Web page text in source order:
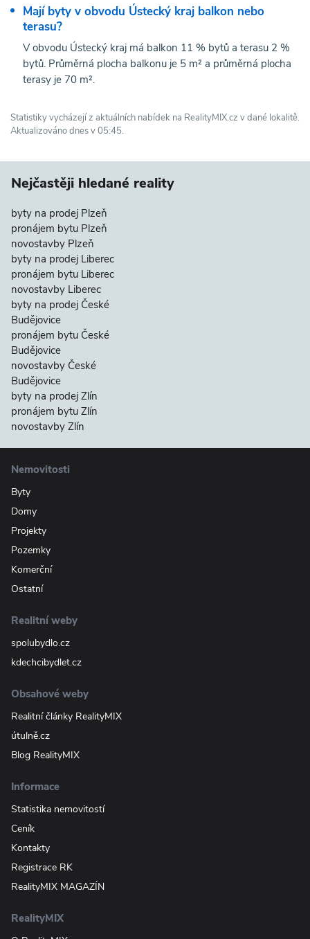
Mají byty v obvodu Ústecký kraj balkon nebo
terasu?
V obvodu Ústecký kraj má balkon 11 % bytů a terasu 2 %
bytů. Průměrná plocha balkonu je 5 m² a průměrná plocha
terasy je 70 m².
Statistiky vycházejí z aktuálních nabídek na RealityMIX.cz v dané lokalitě.
Aktualizováno dnes v 05:45.
Nejčastěji hledané reality
byty na prodej Plzeň
pronájem bytu Plzeň
novostavby Plzeň
byty na prodej Liberec
pronájem bytu Liberec
novostavby Liberec
byty na prodej České
Budějovice
pronájem bytu České
Budějovice
novostavby České
Budějovice
byty na prodej Zlín
pronájem bytu Zlín
novostavby Zlín
Nemovitosti
Byty
Domy
Projekty
Pozemky
Komerční
Ostatní
Realitní weby
spolubydlo.cz
kdechcibydlet.cz
Obsahové weby
Realitní články RealityMIX
útulně.cz
Blog RealityMIX
Informace
Statistika nemovitostí
Ceník
Kontakty
Registrace RK
RealityMIX MAGAZÍN
RealityMIX